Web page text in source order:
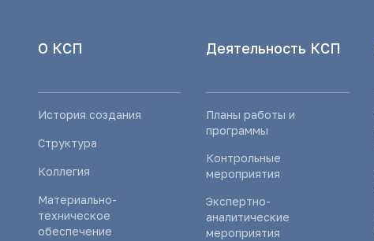
О КСП
История создания
Структура
Коллегия
Материально-
техническое
обеспечение
Деятельность КСП
Планы работы и
программы
Контрольные
мероприятия
Экспертно-
аналитические
мероприятия